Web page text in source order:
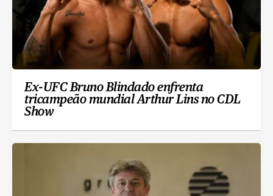
Ex-UFC Bruno Blindado enfrenta
tricampeão mundial Arthur Lins no CDL
Show